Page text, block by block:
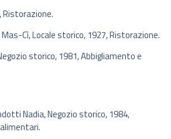
Ristorazione.
Cì, Locale storico, 1927, Ristorazione.
storico, 1981, Abbigliamento e
Nadia, Negozio storico, 1984,